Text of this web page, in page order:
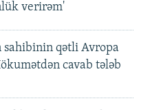
verirəm'
sahibinin qətli Avropa
cavab tələb